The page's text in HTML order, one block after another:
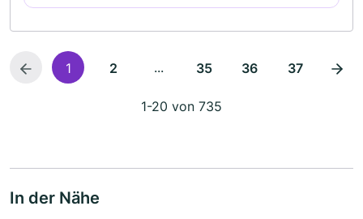
1 2 ... 35 36 37
1-20 von 735
In der Nähe